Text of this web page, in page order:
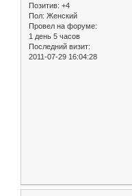
Позитив: +4
Пол: Женский
Провел на форуме:
1 день 5 часов
Последний визит:
2011-07-29 16:04:28